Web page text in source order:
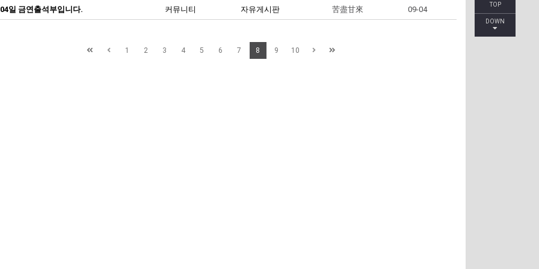
TOP
DOWN
일 금연출석부입니다. 커뮤니티 자유게시판 苦盡甘來 09-04
1 2 3 4 5 6 7 8 9 10